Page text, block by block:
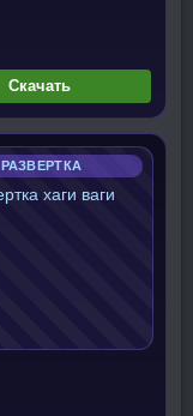
Скачать
РАЗВЕРТКА